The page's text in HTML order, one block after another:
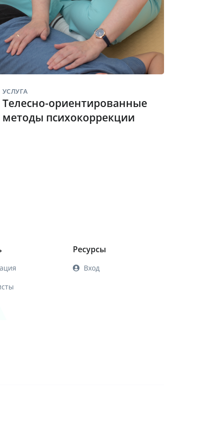
УСЛУГА
Телесно-ориентированные
методы психокоррекции
Ресурсы
Вход